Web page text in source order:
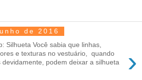
de 2016
›
Silhueta Você sabia que linhas,
e texturas no vestuário, quando
devidamente, podem deixar a silhueta